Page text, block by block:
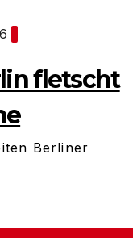
fletscht
Berliner